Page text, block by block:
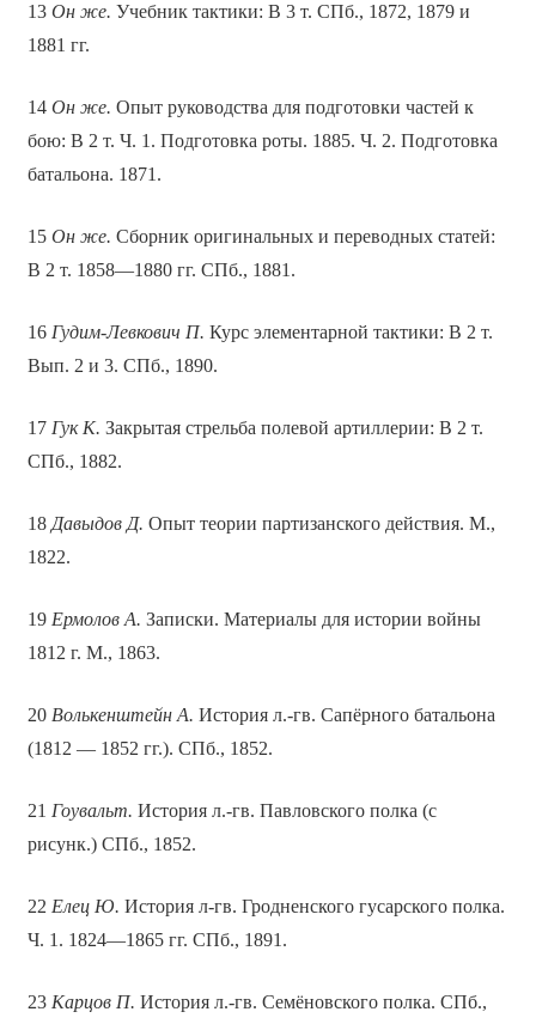
13 Он же. Учебник тактики: В 3 т. СПб., 1872, 1879 и
1881 гг.
14 Он же. Опыт руководства для подготовки частей к
бою: В 2 т. Ч. 1. Подготовка роты. 1885. Ч. 2. Подготовка
батальона. 1871.
15 Он же. Сборник оригинальных и переводных статей:
В 2 т. 1858—1880 гг. СПб., 1881.
16 Гудим-Левкович П. Курс элементарной тактики: В 2 т.
Вып. 2 и 3. СПб., 1890.
17 Гук К. Закрытая стрельба полевой артиллерии: В 2 т.
СПб., 1882.
18 Давыдов Д. Опыт теории партизанского действия. М.,
1822.
19 Ермолов А. Записки. Материалы для истории войны
1812 г. М., 1863.
20 Волькенштейн А. История л.-гв. Сапёрного батальона
(1812 — 1852 гг.). СПб., 1852.
21 Гоувальт. История л.-гв. Павловского полка (с
рисунк.) СПб., 1852.
22 Елец Ю. История л-гв. Гродненского гусарского полка.
Ч. 1. 1824—1865 гг. СПб., 1891.
23 Карцов П. История л.-гв. Семёновского полка. СПб.,